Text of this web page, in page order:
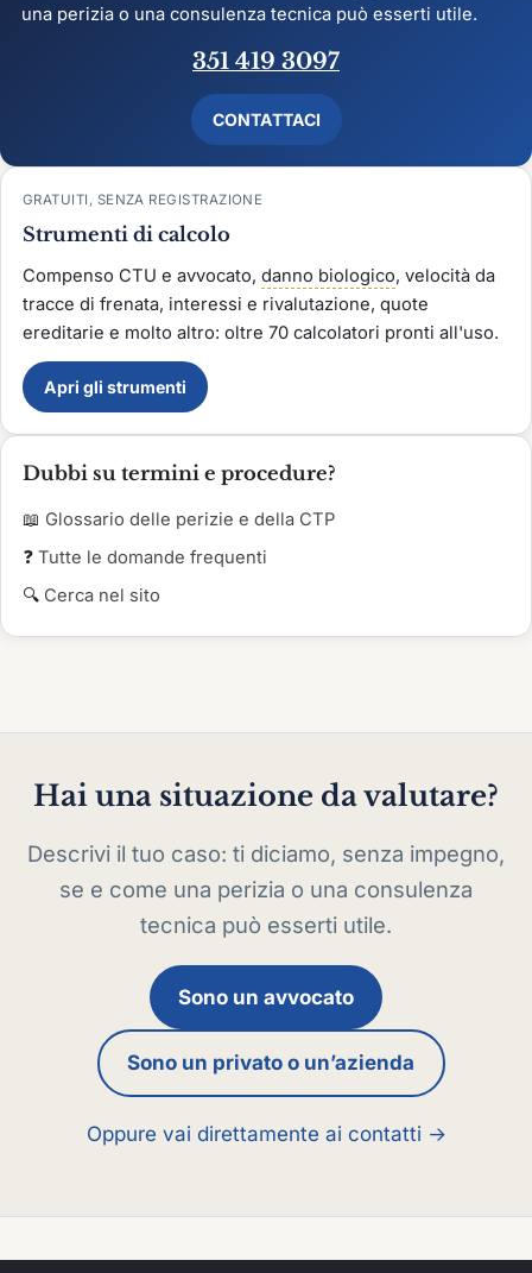
una perizia o una consulenza tecnica può esserti utile.
351 419 3097
CONTATTACI
GRATUITI, SENZA REGISTRAZIONE
Strumenti di calcolo
Compenso CTU e avvocato, danno biologico, velocità da
tracce di frenata, interessi e rivalutazione, quote
ereditarie e molto altro: oltre 70 calcolatori pronti all'uso.
Apri gli strumenti
Dubbi su termini e procedure?
📖 Glossario delle perizie e della CTP
❓ Tutte le domande frequenti
🔍 Cerca nel sito
Hai una situazione da valutare?
Descrivi il tuo caso: ti diciamo, senza impegno,
se e come una perizia o una consulenza
tecnica può esserti utile.
Sono un avvocato
Sono un privato o un’azienda
Oppure vai direttamente ai contatti →